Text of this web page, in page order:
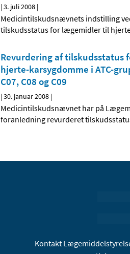
|3. juli 2008 |
Medicintilskudsnævnets indstilling
tilskudsstatus for lægemidler til
Revurdering af
hjerte-karsygdomme i ATC-
C07, C08 og C09
|30. januar 2008 |
Medicintilskudsnævnet har på
foranledning revurderet
Kontakt